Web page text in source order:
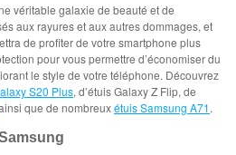
véritable galaxie de beauté et de
aux rayures et aux autres dommages, et
de profiter de votre smartphone plus
pour vous permettre d’économiser du
le style de votre téléphone. Découvrez
S20 Plus, d’étuis Galaxy Z Flip, de
que de nombreuxétuis Samsung A71.